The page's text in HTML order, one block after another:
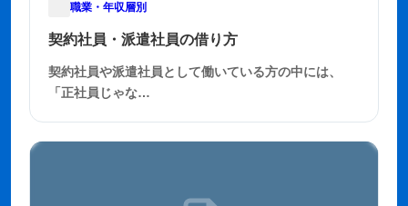
職業・年収層別
契約社員・派遣社員の借り方
契約社員や派遣社員として働いている方の中には、
「正社員じゃな…